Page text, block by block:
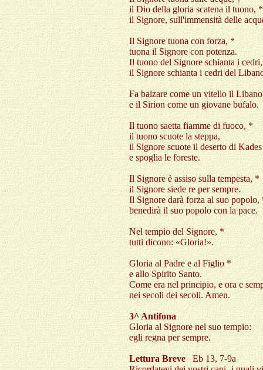
il Dio della gloria scatena il tuono, *
il Signore, sull'immensità delle
Il Signore tuona con forza, *
tuona il Signore con potenza.
Il tuono del Signore schianta i
il Signore schianta i cedri del
Fa balzare come un vitello il
e il Sirion come un giovane bufalo.
Il tuono saetta fiamme di fuoco, *
il tuono scuote la steppa,
il Signore scuote il deserto di
e spoglia le foreste.
Il Signore è assiso sulla tempesta, *
il Signore siede re per sempre.
Il Signore darà forza al suo popolo,
benedirà il suo popolo con la pace.
Nel tempio del Signore, *
tutti dicono: «Gloria!».
Gloria al Padre e al Figlio *
e allo Spirito Santo.
Come era nel principio, e ora e
nei secoli dei secoli. Amen.
3^ Antifona
Gloria al Signore nel suo tempio:
egli regna per sempre.
Lettura Breve
Eb 13, 7-9a